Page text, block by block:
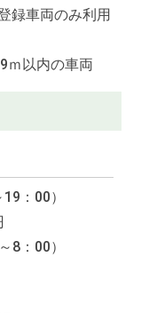
録車両のみ利用
ｍ以内の車両
：00）
8：00）